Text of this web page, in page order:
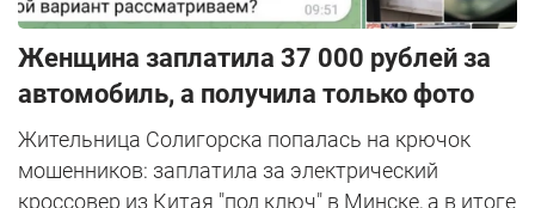
Женщина заплатила 37 000 рублей за
автомобиль, а получила только фото
Жительница Солигорска попалась на крючок
мошенников: заплатила за электрический
кроссовер из Китая "под ключ" в Минске, а в итоге